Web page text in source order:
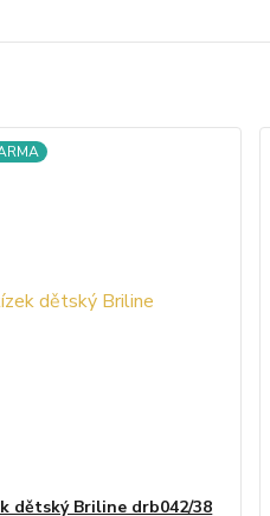
dětský Briline drb042/38